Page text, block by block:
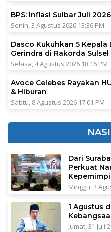
BPS: Inflasi Sulbar Juli
Senin, 3 Agustus 2026 13:36 PM
Dasco Kukuhkan 5 Kepala
Gerindra di Rakorda Sulsel
Selasa, 4 Agustus 2026 18:16 PM
Avoce Celebes Rayakan
& Hiburan
Sabtu, 8 Agustus 2026 17:01 PM
Dari
Perkuat
Minggu, 2
1 Agustus
Jumat, 31 Juli